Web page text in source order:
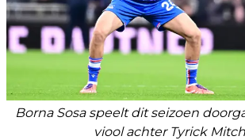
Borna Sosa speelt dit seizoen
viool achter Tyrick